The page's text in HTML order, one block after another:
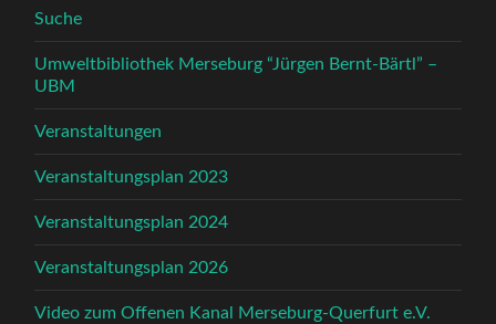
Suche
Umweltbibliothek Merseburg “Jürgen Bernt-Bärtl” –
UBM
Veranstaltungen
Veranstaltungsplan 2023
Veranstaltungsplan 2024
Veranstaltungsplan 2026
Video zum Offenen Kanal Merseburg-Querfurt e.V.